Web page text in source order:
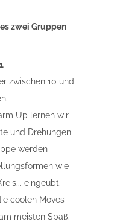
zwei Gruppen
zwischen 10 und
Up lernen wir
und Drehungen
werden
wie
eingeübt.
coolen Moves
meisten Spaß.